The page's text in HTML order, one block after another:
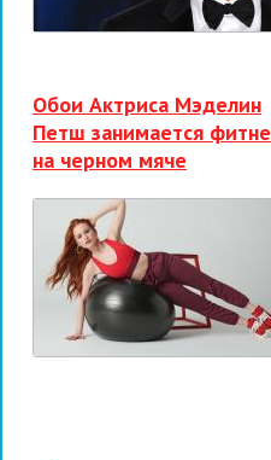
Обои Актриса Мэделин
Петш занимается
на черном мяче